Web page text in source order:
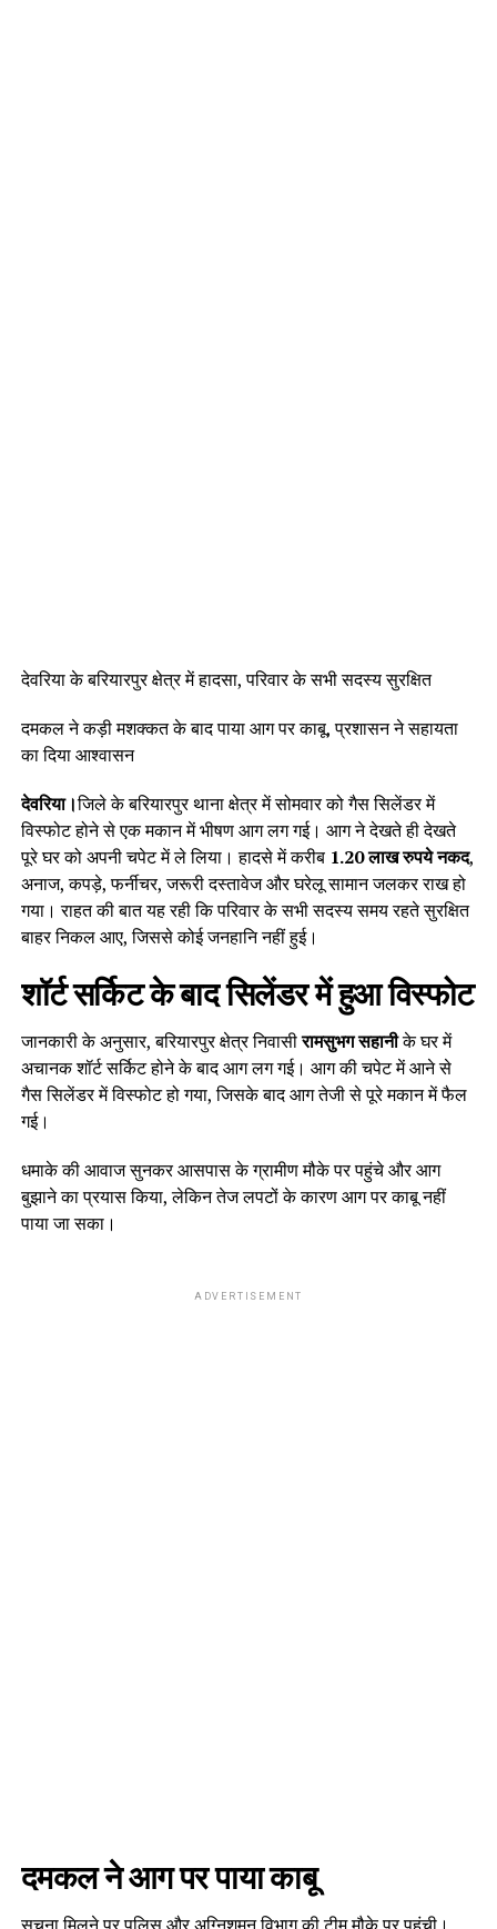
देवरिया के बरियारपुर क्षेत्र में हादसा, परिवार के सभी सदस्य सुरक्षित
दमकल ने कड़ी मशक्कत के बाद पाया आग पर काबू, प्रशासन ने सहायता
का दिया आश्वासन
देवरिया।जिले के बरियारपुर थाना क्षेत्र में सोमवार को गैस सिलेंडर में
विस्फोट होने से एक मकान में भीषण आग लग गई। आग ने देखते ही देखते
पूरे घर को अपनी चपेट में ले लिया। हादसे में करीब 1.20 लाख रुपये नकद,
अनाज, कपड़े, फर्नीचर, जरूरी दस्तावेज और घरेलू सामान जलकर राख हो
गया। राहत की बात यह रही कि परिवार के सभी सदस्य समय रहते सुरक्षित
बाहर निकल आए, जिससे कोई जनहानि नहीं हुई।
शॉर्ट सर्किट के बाद सिलेंडर में हुआ विस्फोट
जानकारी के अनुसार, बरियारपुर क्षेत्र निवासीरामसुभग सहानीके घर में
अचानक शॉर्ट सर्किट होने के बाद आग लग गई। आग की चपेट में आने से
गैस सिलेंडर में विस्फोट हो गया, जिसके बाद आग तेजी से पूरे मकान में फैल
गई।
धमाके की आवाज सुनकर आसपास के ग्रामीण मौके पर पहुंचे और आग
बुझाने का प्रयास किया, लेकिन तेज लपटों के कारण आग पर काबू नहीं
पाया जा सका।
ADVERTISEMENT
दमकल ने आग पर पाया काबू